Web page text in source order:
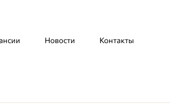
Новости Контакты